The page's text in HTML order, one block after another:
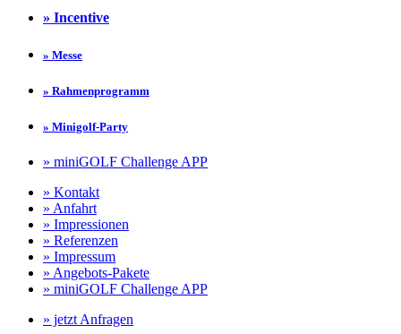
» Incentive
» Messe
» Rahmenprogramm
» Minigolf-Party
» miniGOLF Challenge APP
» Kontakt
» Anfahrt
» Impressionen
» Referenzen
» Impressum
» Angebots-Pakete
» miniGOLF Challenge APP
» jetzt Anfragen